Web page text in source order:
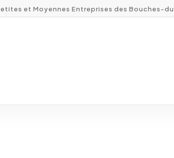
et Moyennes Entreprises des Bouches-